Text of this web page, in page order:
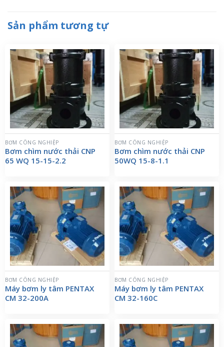
Sản phẩm tương tự
BƠM CÔNG NGHIỆP
Bơm chìm nước thải CNP
65 WQ 15-15-2.2
BƠM CÔNG NGHIỆP
Bơm chìm nước thải CNP
50WQ 15-8-1.1
BƠM CÔNG NGHIỆP
Máy bơm ly tâm PENTAX
CM 32-200A
BƠM CÔNG NGHIỆP
Máy bơm ly tâm PENTAX
CM 32-160C